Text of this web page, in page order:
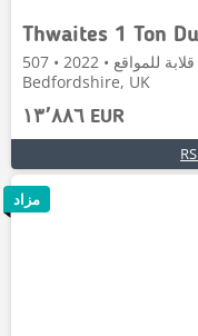
Thwaites 1 Ton
عربات نقل قلابة للمواقع • 2022 • 507h • Biggleswade،
Bedfordshire, UK
١٣٬٨٨٦ EUR
مزاد